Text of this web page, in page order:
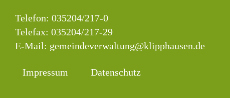
Telefon: 035204/217-0
Telefax: 035204/217-29
E-Mail: gemeindeverwaltung@klipphausen.de
Impressum Datenschutz